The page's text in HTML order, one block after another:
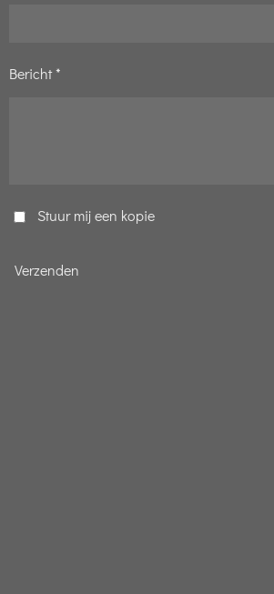
Bericht *
Stuur mij een kopie
Verzenden